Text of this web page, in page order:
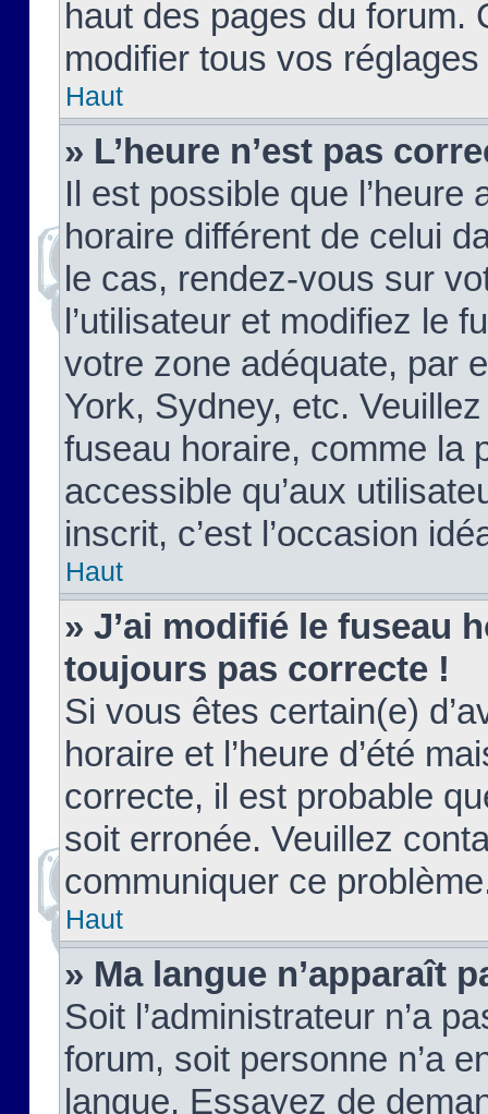
haut des pages du forum.
modifier tous vos
Haut
» L’heure n’est pas
Il est possible que
horaire différent de celui
le cas, rendez-vous sur
l’utilisateur et modifiez le
votre zone adéquate, par
York, Sydney, etc.
fuseau horaire, comme la
accessible qu’aux
inscrit, c’est l’occasion
Haut
» J’ai modifié le fuseau
toujours pas correcte !
Si vous êtes certain(e)
horaire et l’heure d’été
correcte, il est probable
soit erronée. Veuillez
communiquer ce
Haut
» Ma langue n’apparaît
Soit l’administrateur n’a
forum, soit personne n’a
langue. Essayez de